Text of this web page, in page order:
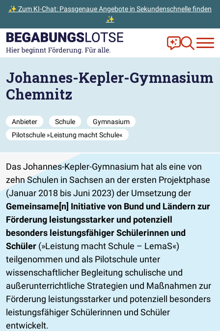
✨ Zum KI-Chat: Passgenaue Angebote in Sekundenschnelle finden
✨
Zum Hauptinhalt der Seite springen
Zur Startseite gehen Frag Ella!
Zur
Johannes-Kepler-Gymnasium
Chemnitz
Anbieter Schule
Gymnasium
Pilotschule »Leistung macht Schule«
Das Johannes-Kepler-Gymnasium hat als eine von
zehn Schulen in Sachsen an der ersten Projektphase
(Januar 2018 bis Juni 2023) der Umsetzung der
Gemeinsame[n] Initiative von Bund und Ländern zur
Förderung leistungsstarker und potenziell
besonders leistungsfähiger Schülerinnen und
Schüler (»Leistung macht Schule – LemaS«)
teilgenommen und als Pilotschule unter
wissenschaftlicher Begleitung schulische und
außerunterrichtliche Strategien und Maßnahmen zur
Förderung leistungsstarker und potenziell besonders
leistungsfähiger Schülerinnen und Schüler
entwickelt.